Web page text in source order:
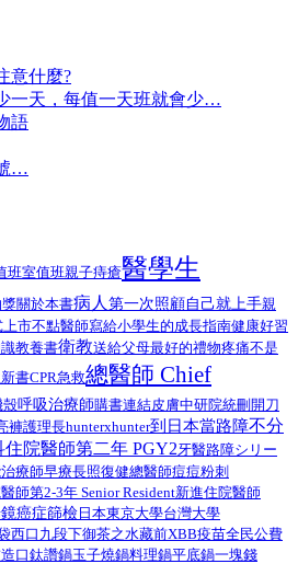
意什麼?
一天，每值一天班就會少…
語
…
班室值班親子痔瘡醫學生
關於本書病人 第一次照顧自己就上手親
上市不點醫師寫給小學生的成長指南健康好習
教養書衛教送給父母最好的禮物疼痛不是
新書CPR急救總醫師 Chief
殼呼吸治療師購書連結皮膚中研院統刪 開刀
褲護理長hunterxhunter到日本當路障不分
住院醫師第二年 PGY2牙醫路障シリー
療師早療長照復健總醫師痘痘粉刺
師第2-3年 Senior Resident新進住院醫師
癌症篩檢 日本東京大學台灣大學
西口 九段下御茶之水藏前XBB疫苗全民公費
造口鈦讚鍋玉子燒鍋料理鍋平底鍋一塊錢